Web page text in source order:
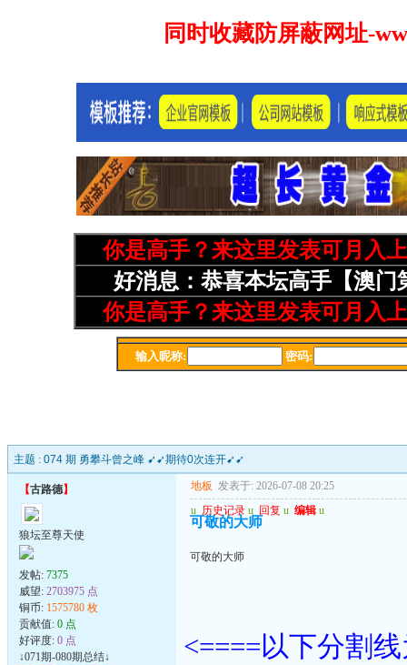
主题 : 074 期 勇攀斗曾之峰 ➹➹期待0次连开➹➹
【古路德】
狼坛至尊天使
发帖: 7375
威望: 2703975 点
铜币: 1575780 枚
贡献值: 0 点
好评度: 0 点
↓071期-080期总结↓
地板 发表于: 2026-07-08 20:25
u 历史记录 u 回复 u 编辑 u
可敬的大师
可敬的大师
<====以下分割